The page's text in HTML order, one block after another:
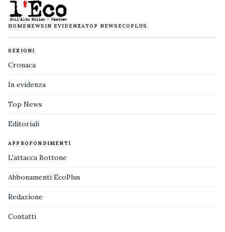
HOMENEWS IN EVIDENZATOP NEWS ECOPLUS
SEZIONI
Cronaca
In evidenza
Top News
Editoriali
APPROFONDIMENTI
L'attacca Bottone
Abbonamenti EcoPlus
Redazione
Contatti